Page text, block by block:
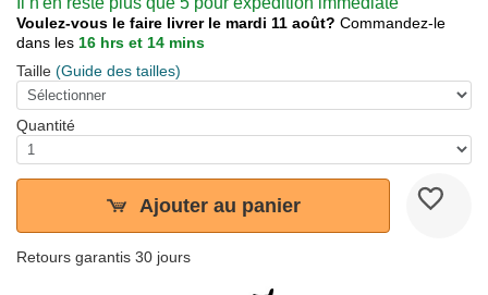
Voulez-vous le faire livrer le mardi 11 août? Commandez-le
dans les 16 hrs et 14 mins
Taille (Guide des tailles)
Quantité
Ajouter au panier
Retours garantis 30 jours